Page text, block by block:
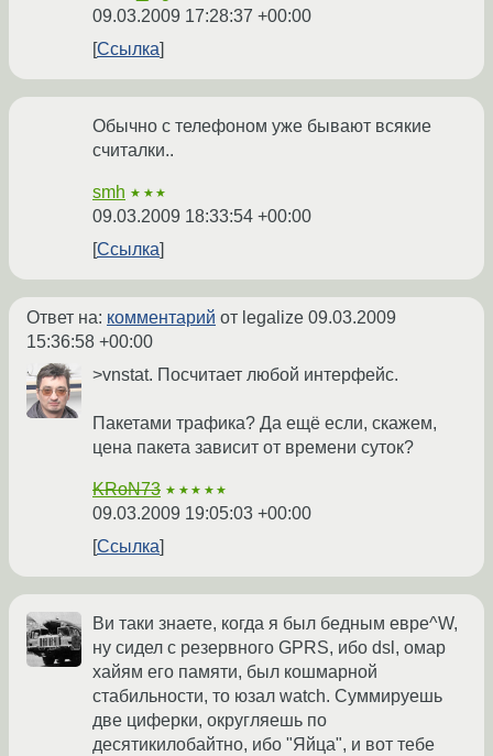
09.03.2009 17:28:37 +00:00
Ссылка
Обычно с телефоном уже бывают всякие
считалки..
smh ★★★
09.03.2009 18:33:54 +00:00
Ссылка
Ответ на: комментарий от legalize 09.03.2009
15:36:58 +00:00
>vnstat. Посчитает любой интерфейс.
Пакетами трафика? Да ещё если, скажем,
цена пакета зависит от времени суток?
KRoN73 ★★★★★
09.03.2009 19:05:03 +00:00
Ссылка
Ви таки знаете, когда я был бедным евре^W,
ну сидел с резервного GPRS, ибо dsl, омар
хайям его памяти, был кошмарной
стабильности, то юзал watch. Суммируешь
две циферки, округляешь по
десятикилобайтно, ибо "Яйца", и вот тебе